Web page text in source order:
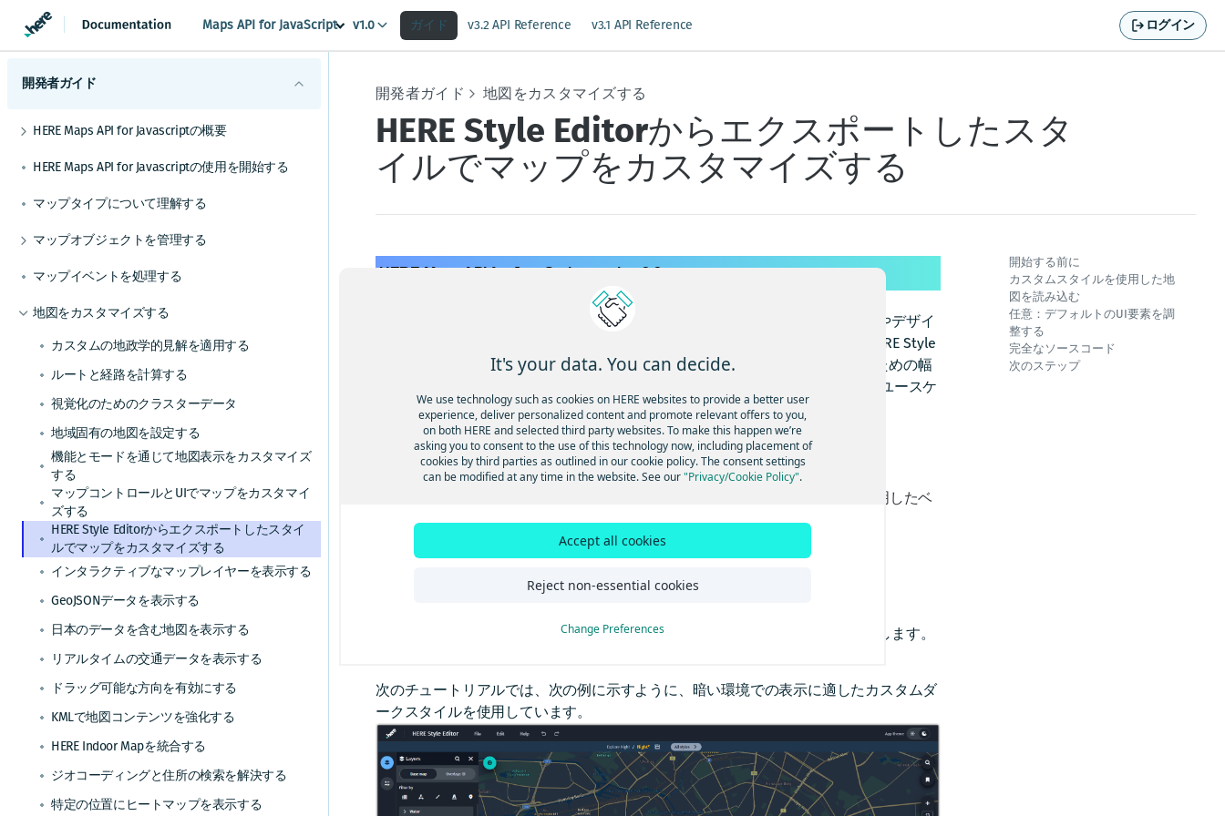
Maps API for JavaScript v1.0 ガイド v3.2 API Reference v3.1 API Reference ログイン
開発者ガイド
HERE Maps API for Javascriptの概要
ーム
確認する
HERE Maps API for Javascriptの使用を開始する
マップタイプについて理解する
マップオブジェクトを管理する
カスタムオーバーレイを表示する
マップイベントを処理する
地図をカスタマイズする
カスタムの地政学的見解を適用する
ルートと経路を計算する
視覚化のためのクラスターデータ
地域固有の地図を設定する
機能とモードを通じて地図表示をカスタマイズ
する
マップコントロールとUIでマップをカスタマイ
ズする
HERE Style Editorからエクスポートしたスタイ
ルでマップをカスタマイズする
インタラクティブなマップレイヤーを表示する
GeoJSONデータを表示する
日本のデータを含む地図を表示する
リアルタイムの交通データを表示する
ドラッグ可能な方向を有効にする
KMLで地図コンテンツを強化する
HERE Indoor Mapを統合する
ジオコーディングと住所の検索を解決する
特定の位置にヒートマップを表示する
開発者ガイド 地図をカスタマイズする
HERE Style Editorからエクスポートしたスタ
イルでマップをカスタマイズする
HERE Maps API for JavaScript version 3.2
からエクスポートしたスタイルを使用して、ブランディングやデザイ
ンの要件に合わせて、独自の視覚的に魅力的な方法でデータを表示します。HERE Style
Editorには、色、テクスチャ、ラベルなど、さまざまなマップ要素を変更するための幅
広いオプションが用意されています。こうした柔軟性により、特定のビジネスユースケ
ースに合った独自のデザインを実現できます。
」で説明したベ
ースマップを基盤として、コードを追加する方法を説明します。
開始する前に
HERE Style Editorでカスタムスタイルを作成し、そのスタイルをエクスポートします。
次のチュートリアルでは、次の例に示すように、暗い環境での表示に適したカスタムダ
ークスタイルを使用しています。
開始する前に
カスタムスタイルを使用した地
図を読み込む
任意：デフォルトのUI要素を調
整する
完全なソースコード
次のステップ
It's your data. You can decide.
We use technology such as cookies on HERE websites to provide a better user
experience, deliver personalized content and promote relevant offers to you,
on both HERE and selected third party websites. To make this happen we’re
asking you to consent to the use of this technology now, including placement of
cookies by third parties as outlined in our cookie policy. The consent settings
can be modified at any time in the website. See our"Privacy/Cookie Policy".
Accept all cookies
Reject non-essential cookies
Change Preferences